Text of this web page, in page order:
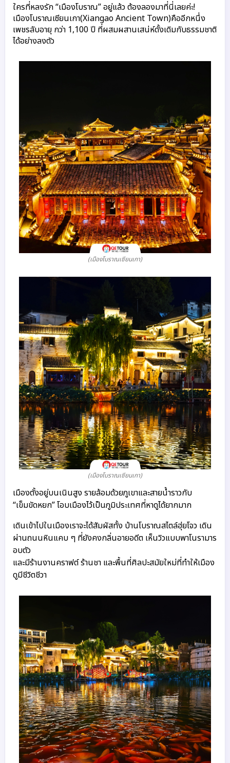
ใครที่หลงรัก “เมืองโบราณ” อยู่แล้ว ต้องลองมาที่นี่เลยค่ะ!
เมืองโบราณเซียนเกา(Xiangao Ancient Town)คืออีกหนึ่ง
เพชรลับอายุ กว่า 1,100 ปี ที่ผสมผสานเสน่ห์ดั้งเดิมกับธรรมชาติ
ได้อย่างลงตัว
(เมืองโบราณเซียนเกา)
(เมืองโบราณเซียนเกา)
เมืองตั้งอยู่บนเนินสูง รายล้อมด้วยภูเขาและสายน้ำราวกับ
“เข็มขัดหยก” โอบเมืองไว้เป็นภูมิประเทศที่หาดูได้ยากมาก
เดินเข้าไปในเมืองเราจะได้สัมผัสทั้ง บ้านโบราณสไตล์ฮุ่ยโจว เดิน
ผ่านถนนหินแคบ ๆ ที่ยังคงกลิ่นอายอดีต เห็นวิวแบบพาโนรามาร
อบตัว
และมีร้านงานคราฟต์ ร้านชา และพื้นที่ศิลปะสมัยใหม่ที่ทำให้เมือง
ดูมีชีวิตชีวา